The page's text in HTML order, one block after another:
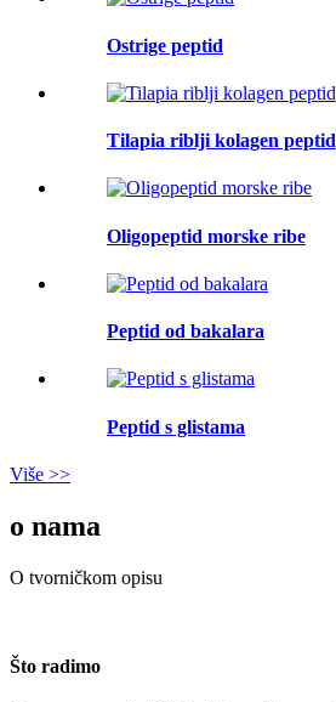
Ostrige peptid
Tilapia riblji kolagen peptid
Oligopeptid morske ribe
Peptid od bakalara
Peptid s glistama
Više >>
o nama
O tvorničkom opisu
Što radimo